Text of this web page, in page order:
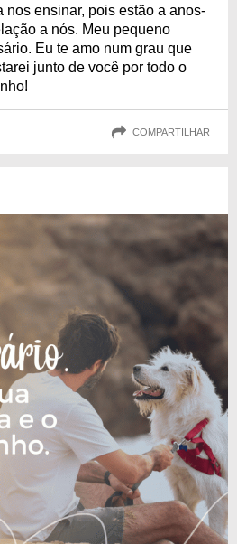
nos ensinar, pois estão a anos-
a nós. Meu pequeno
Eu te amo num grau que
junto de você por todo o
COMPARTILHAR